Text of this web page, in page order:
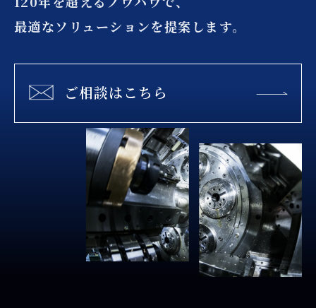
最適なソリューションを提案します。
ご相談はこちら